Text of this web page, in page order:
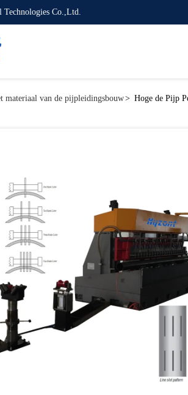
Technologies Co.,Ltd.
materiaal van de pijpleidingsbouw> Hoge de Pijp